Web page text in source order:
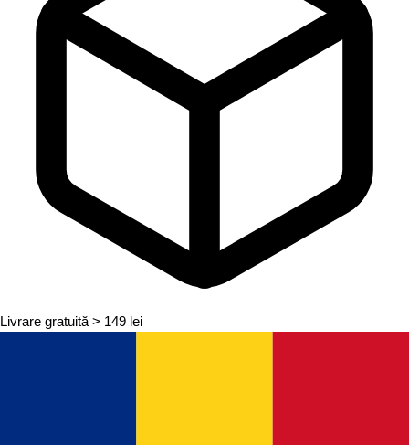
Livrare gratuită > 149 lei